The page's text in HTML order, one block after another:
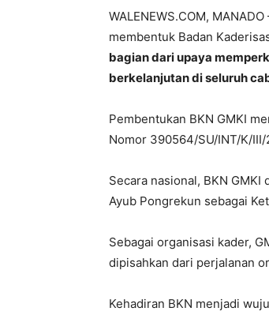
WALENEWS.COM,
membentuk Badan
bagian dari upaya
berkelanjutan di seluruh
Pembentukan BKN GMKI
Nomor 390564/SU/INT/K/
Secara nasional, BKN
Ayub Pongrekun sebagai
Sebagai organisasi kader,
dipisahkan dari perjalanan
Kehadiran BKN menjadi